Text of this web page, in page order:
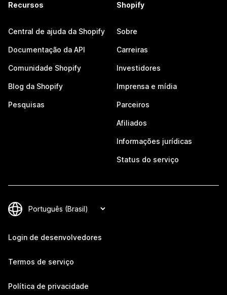
Recursos
Central de ajuda da Shopify
Documentação da API
Comunidade Shopify
Blog da Shopify
Pesquisas
Shopify
Sobre
Carreiras
Investidores
Imprensa e mídia
Parceiros
Afiliados
Informações jurídicas
Status do serviço
Login de desenvolvedores
Termos de serviço
Política de privacidade